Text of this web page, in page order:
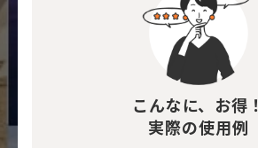
こんなに、お得！
実際の使用例